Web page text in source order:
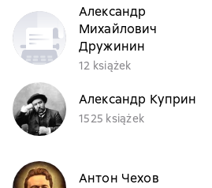
Александр
Михайлович
Дружинин
12 książek
Александр Куприн
1525 książek
Антон Чехов